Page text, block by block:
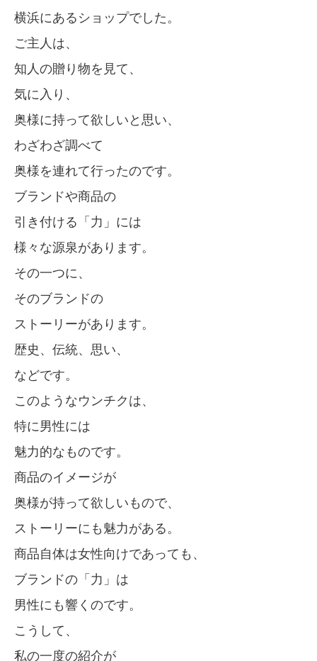
横浜にあるショップでした。
ご主人は、
知人の贈り物を見て、
気に入り、
奥様に持って欲しいと思い、
わざわざ調べて
奥様を連れて行ったのです。
ブランドや商品の
引き付ける「力」には
様々な源泉があります。
その一つに、
そのブランドの
ストーリーがあります。
歴史、伝統、思い、
などです。
このようなウンチクは、
特に男性には
魅力的なものです。
商品のイメージが
奥様が持って欲しいもので、
ストーリーにも魅力がある。
商品自体は女性向けであっても、
ブランドの「力」は
男性にも響くのです。
こうして、
私の一度の紹介が